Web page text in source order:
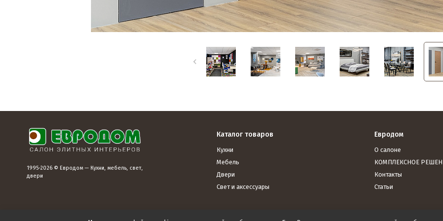
1995-2026 © Евродом — Кухни, мебель, свет,
двери
Каталог товаров
Кухни
Мебель
Двери
Свет и аксессуары
Евродом
О салоне
КОМПЛЕКСНОЕ
Контакты
Статьи